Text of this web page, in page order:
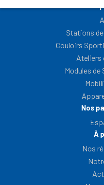
Stations
Couloirs
Ateliers
Modules
Nos
À
Nos